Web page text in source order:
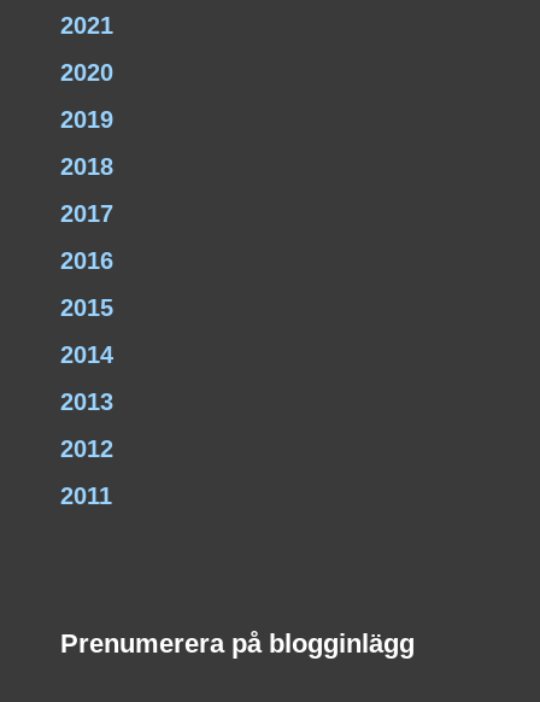
2021
2020
2019
2018
2017
2016
2015
2014
2013
2012
2011
Prenumerera på blogginlägg